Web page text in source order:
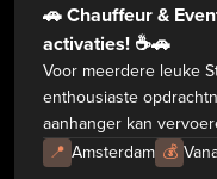
🚗 Chauffeur &
activaties! ☕🚗
Voor meerdere leuke
enthousiaste
aanhanger kan
📍 Amsterdam 💰